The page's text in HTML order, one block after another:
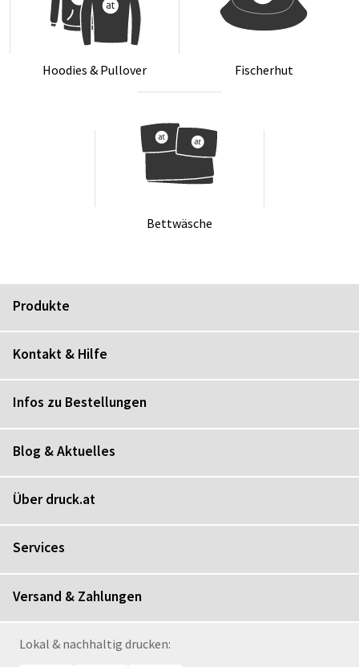
Hoo­dies & Pull­over Fi­scher­hut
Bett­wä­sche
Produkte
Kontakt & Hilfe
Infos zu Bestellungen
Blog & Aktuelles
Über druck.at
Services
Versand & Zahlungen
Lokal & nachhaltig drucken: